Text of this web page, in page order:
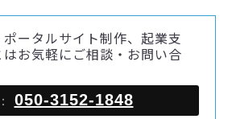
ータルサイト制作、起業支
お気軽にご相談・お問い合
050-3152-1848